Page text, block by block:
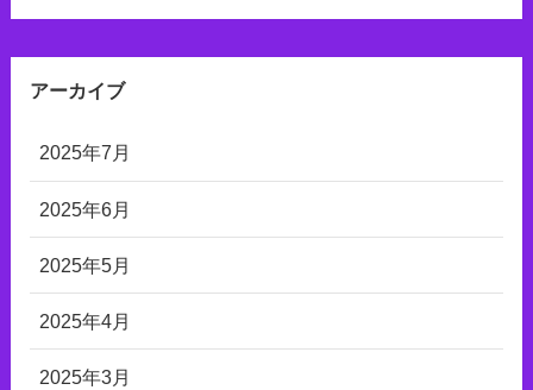
アーカイブ
2025年7月
2025年6月
2025年5月
2025年4月
2025年3月